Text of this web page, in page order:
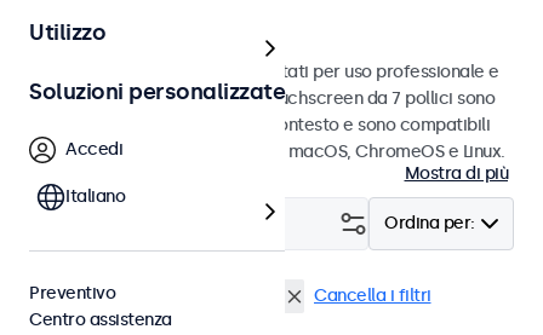
Touchscreen da 7 pollici
Touchscreen da 7 pollici progettati per uso professionale e
uso continuo. Questi monitor touchscreen da 7 pollici sono
facili da integrare in qualsiasi contesto e sono compatibili
con i sistemi operativi Windows, macOS, ChromeOS e Linux.
Mostra di più
Ordina per:
Touchscreen 7 pollici Cancella i filtri
Utilizzo
Soluzioni personalizzate
Accedi
Italiano
Preventivo
Centro assistenza